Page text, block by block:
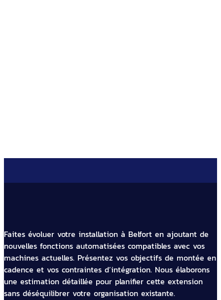
Faites évoluer votre installation à Belfort en ajoutant de
nouvelles fonctions automatisées compatibles avec vos
machines actuelles. Présentez vos objectifs de montée en
cadence et vos contraintes d’intégration. Nous élaborons
une estimation détaillée pour planifier cette extension
sans déséquilibrer votre organisation existante.